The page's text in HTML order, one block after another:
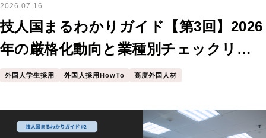
2026.07.16
技人国まるわかりガイド【第3回】2026
年の厳格化動向と業種別チェックリス
ト
外国人学生採用 外国人採用HowTo 高度外国人材